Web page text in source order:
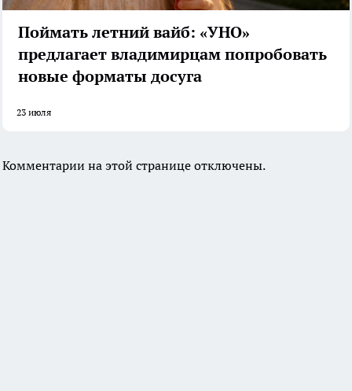
Поймать летний вайб: «УНО»
предлагает владимирцам попробовать
новые форматы досуга
23 июля
Комментарии на этой странице отключены.